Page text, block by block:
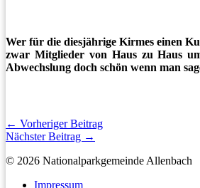
Wer für die diesjährige Kirmes einen
zwar Mitglieder von Haus zu Haus
Abwechslung doch schön wenn man
← Vorheriger Beitrag
Nächster Beitrag →
© 2026 Nationalparkgemeinde Allenbach
Impressum